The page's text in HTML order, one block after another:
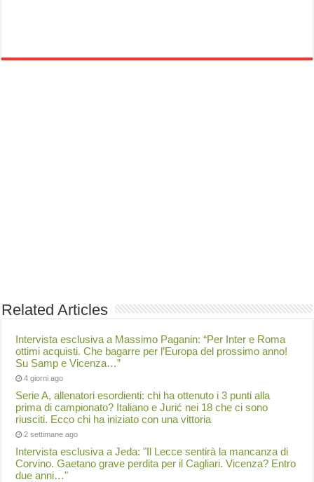
Related Articles
Intervista esclusiva a Massimo Paganin: “Per Inter e Roma
ottimi acquisti. Che bagarre per l’Europa del prossimo anno!
Su Samp e Vicenza…”
4 giorni ago
Serie A, allenatori esordienti: chi ha ottenuto i 3 punti alla
prima di campionato? Italiano e Jurić nei 18 che ci sono
riusciti. Ecco chi ha iniziato con una vittoria
2 settimane ago
Intervista esclusiva a Jeda: "Il Lecce sentirà la mancanza di
Corvino. Gaetano grave perdita per il Cagliari. Vicenza? Entro
due anni…"